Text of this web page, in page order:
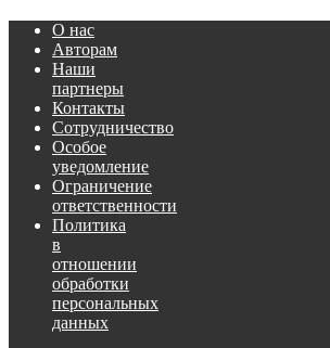
О нас
Авторам
Наши
партнеры
Контакты
Сотрудничество
Особое
уведомление
Ограничение
ответственности
Политика
в
отношении
обработки
персональных
данных